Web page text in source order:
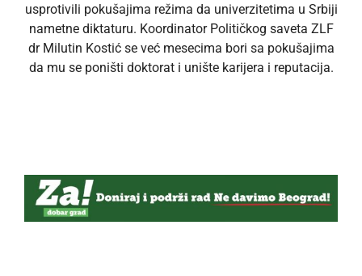
usprotivili pokušajima režima da univerzitetima u Srbiji
nametne diktaturu. Koordinator Političkog saveta ZLF
dr Milutin Kostić se već mesecima bori sa pokušajima
da mu se poništi doktorat i unište karijera i reputacija.